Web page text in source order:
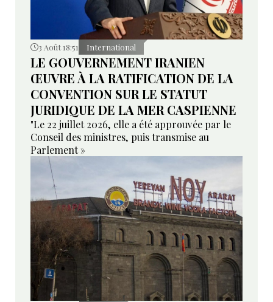
3 Août 18:51 International
LE GOUVERNEMENT IRANIEN
ŒUVRE À LA RATIFICATION DE LA
CONVENTION SUR LE STATUT
JURIDIQUE DE LA MER CASPIENNE
"Le 22 juillet 2026, elle a été approuvée par le
Conseil des ministres, puis transmise au
Parlement »